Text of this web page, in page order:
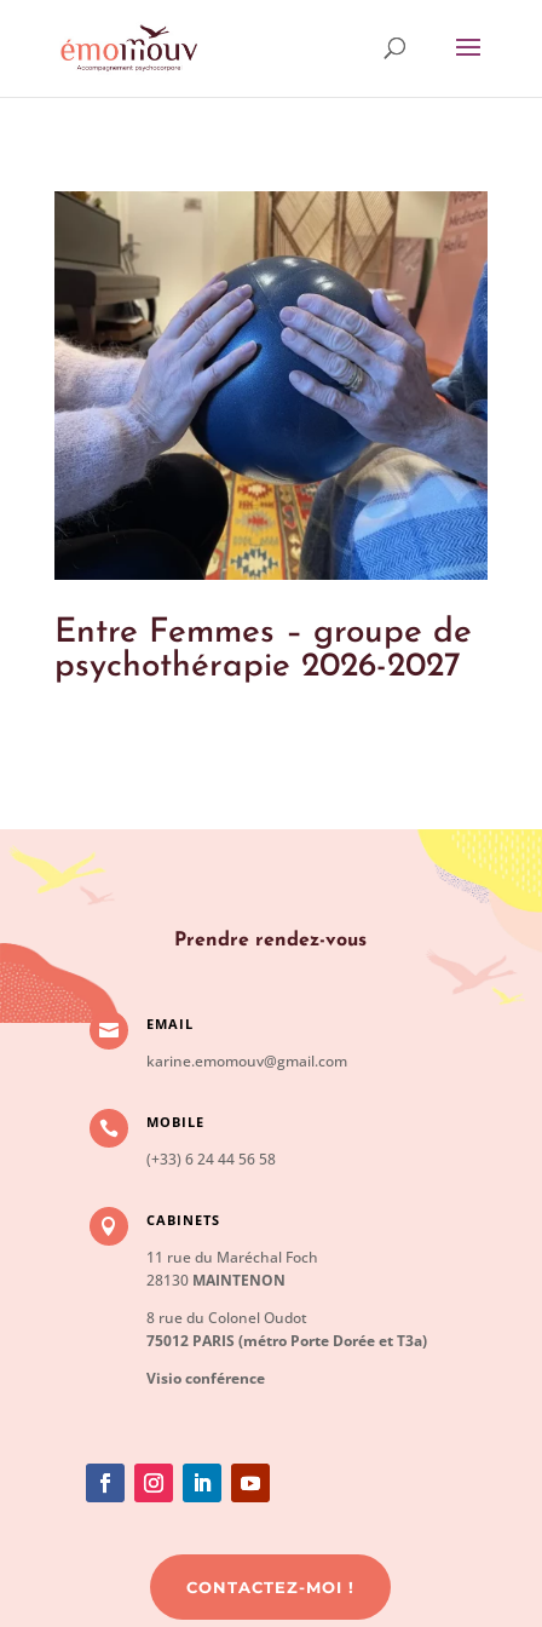
Entre Femmes – groupe de
psychothérapie 2026-2027
Prendre rendez-vous
 EMAIL
karine.emomouv@gmail.com
 MOBILE
(+33) 6 24 44 56 58
 CABINETS
11 rue du Maréchal Foch
28130 MAINTENON
8 rue du Colonel Oudot
75012 PARIS (métro Porte Dorée et T3a)
Visio conférence
CONTACTEZ-MOI !